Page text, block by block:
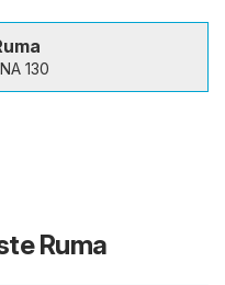
130
Ruma